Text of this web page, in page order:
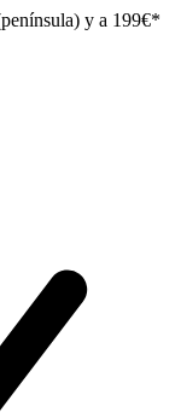
y a 199€*